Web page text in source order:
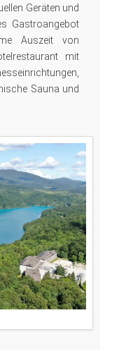
Geräten und
Gastroangebot
Auszeit von
mit
Sauna und